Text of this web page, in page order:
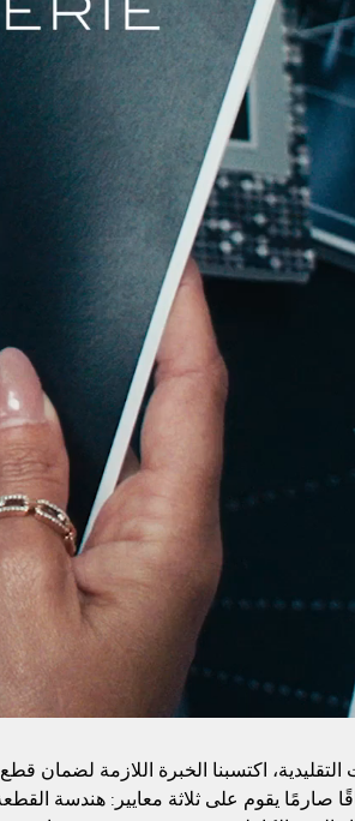
اكتسبنا الخبرة اللازمة لضمان
صارمًا يقوم على ثلاثة معايير: هندسة